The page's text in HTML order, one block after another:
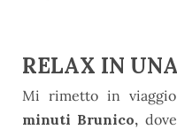
RELAX IN
Mi rimetto in
minuti Brunico,